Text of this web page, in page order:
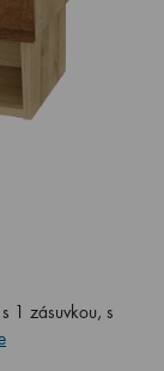
1 zásuvkou, s